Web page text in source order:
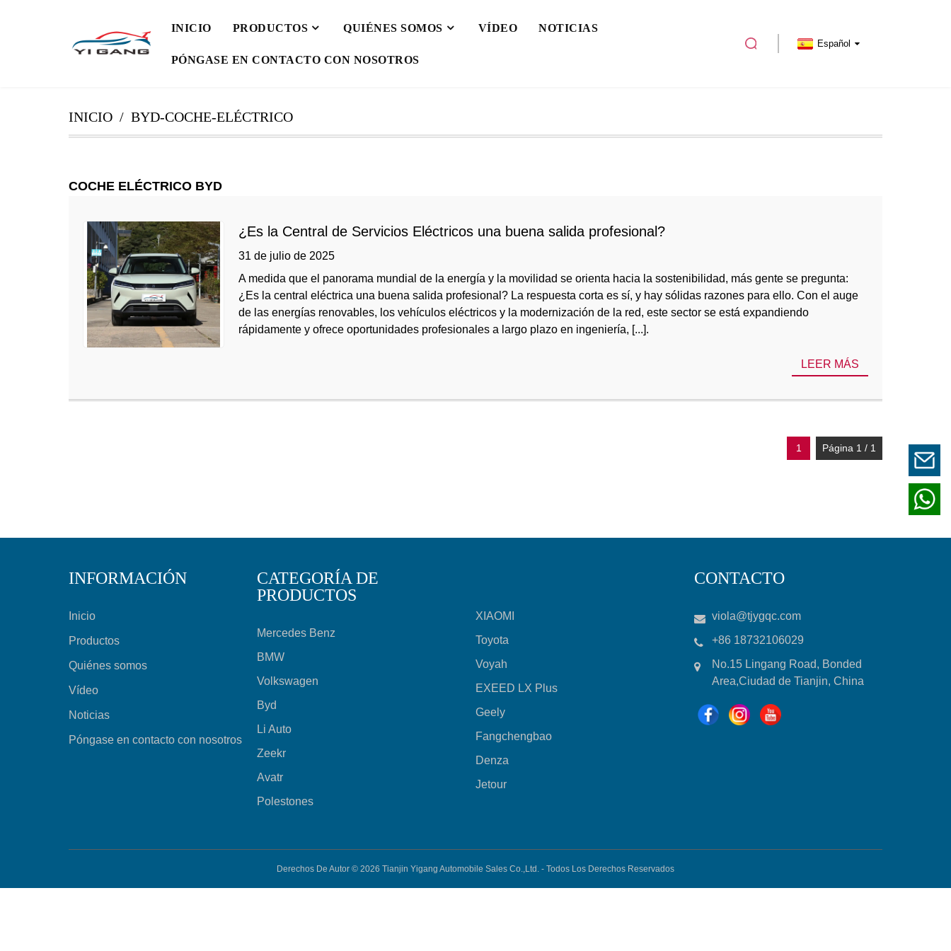
INICIO PRODUCTOS QUIÉNES SOMOS VÍDEO NOTICIAS
PÓNGASE EN CONTACTO CON NOSOTROS
Español
INICIO BYD-COCHE-ELÉCTRICO
COCHE ELÉCTRICO BYD
¿Es la Central de Servicios Eléctricos una buena salida profesional?
31 de julio de 2025
A medida que el panorama mundial de la energía y la movilidad se orienta hacia la sostenibilidad, más gente se pregunta:
¿Es la central eléctrica una buena salida profesional? La respuesta corta es sí, y hay sólidas razones para ello. Con el auge
de las energías renovables, los vehículos eléctricos y la modernización de la red, este sector se está expandiendo
rápidamente y ofrece oportunidades profesionales a largo plazo en ingeniería, [...].
LEER MÁS
1 Página 1 / 1
INFORMACIÓN
Inicio
Productos
Quiénes somos
Vídeo
Noticias
Póngase en contacto con nosotros
CATEGORÍA DE
PRODUCTOS
Mercedes Benz
BMW
Volkswagen
Byd
Li Auto
Zeekr
Avatr
Polestones
XIAOMI
Toyota
Voyah
EXEED LX Plus
Geely
Fangchengbao
Denza
Jetour
CONTACTO
viola@tjygqc.com
+86 18732106029
No.15 Lingang Road, Bonded
Area,Ciudad de Tianjin, China
Derechos De Autor © 2026 Tianjin Yigang Automobile Sales Co.,Ltd. - Todos Los Derechos Reservados